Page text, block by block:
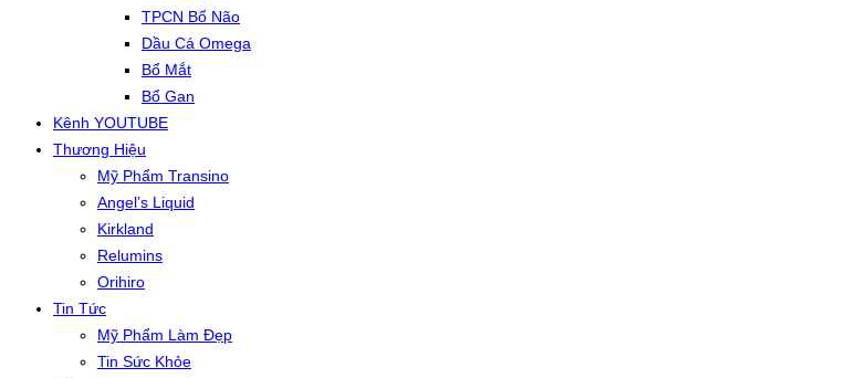
TPCN Bổ Não
Dầu Cá Omega
Bổ Mắt
Bổ Gan
Kênh YOUTUBE
Thương Hiệu
Mỹ Phẩm Transino
Angel’s Liquid
Kirkland
Relumins
Orihiro
Tin Tức
Mỹ Phẩm Làm Đẹp
Tin Sức Khỏe